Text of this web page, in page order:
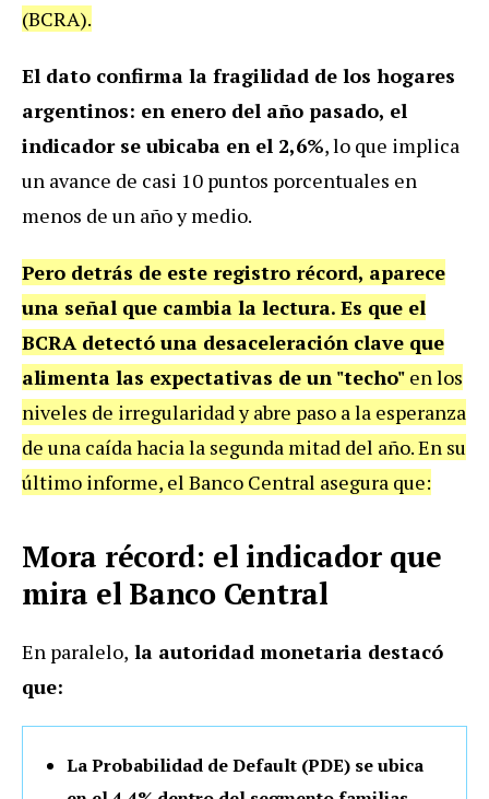
(BCRA).
El dato confirma la fragilidad de los hogares
argentinos: en enero del año pasado, el
indicador se ubicaba en el 2,6%, lo que implica
un avance de casi 10 puntos porcentuales en
menos de un año y medio.
Pero detrás de este registro récord, aparece
una señal que cambia la lectura. Es que el
BCRA detectó una desaceleración clave que
alimenta las expectativas de un "techo" en los
niveles de irregularidad y abre paso a la esperanza
de una caída hacia la segunda mitad del año. En su
último informe, el Banco Central asegura que:
Mora récord: el indicador que
mira el Banco Central
En paralelo, la autoridad monetaria destacó
que:
La Probabilidad de Default (PDE) se ubica